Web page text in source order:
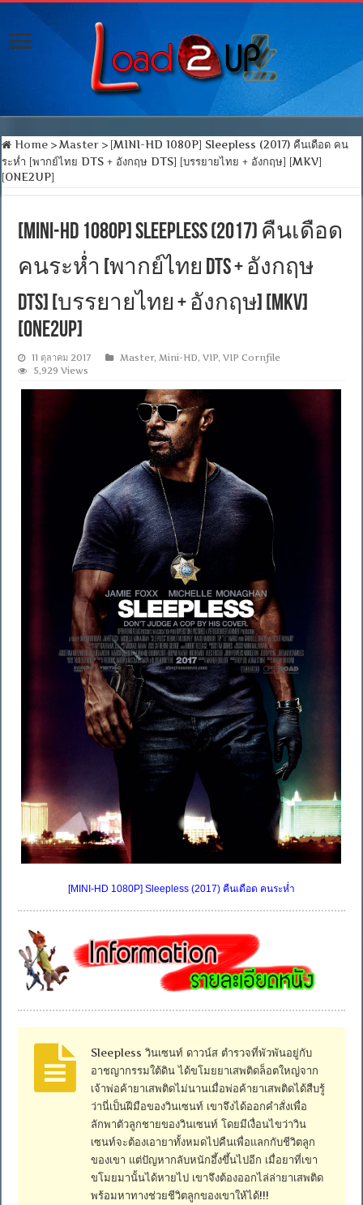
Home > Master > [MINI-HD 1080P] Sleepless (2017) คืนเดือด คน
ระห่ำ [พากย์ไทย DTS + อังกฤษ DTS] [บรรยายไทย + อังกฤษ] [MKV]
[ONE2UP]
[MINI-HD 1080P] Sleepless (2017) คืนเดือด
คนระห่ำ [พากย์ไทย DTS + อังกฤษ
DTS] [บรรยายไทย + อังกฤษ] [MKV]
[ONE2UP]
11 ตุลาคม 2017 Master,Mini-HD,VIP,VIP Cornfile
5,929 Views
[MINI-HD 1080P] Sleepless (2017) คืนเดือด คนระห่ำ
Sleepless วินเซนท์ ดาวน์ส ตำรวจที่พัวพันอยู่กับ
อาชญากรรมใต้ดิน ได้ขโมยยาเสพติดล็อตใหญ่จาก
เจ้าพ่อค้ายาเสพติดไม่นานเมื่อพ่อค้ายาเสพติดได้สืบรู้
ว่านี่เป็นฝีมือของวินเซนท์ เขาจึงได้ออกคำสั่งเพื่อ
ลักพาตัวลูกชายของวินเซนท์ โดยมีเงื่อนไขว่าวิน
เซนท์จะต้องเอายาทั้งหมดไปคืนเพื่อแลกกับชีวิตลูก
ของเขา แต่ปัญหากลับหนักอึ้งขึ้นไปอีก เมื่อยาที่เขา
ขโมยมานั้นได้หายไป เขาจึงต้องออกไล่ล่ายาเสพติด
พร้อมหาทางช่วยชีวิตลูกของเขาให้ได้!!!